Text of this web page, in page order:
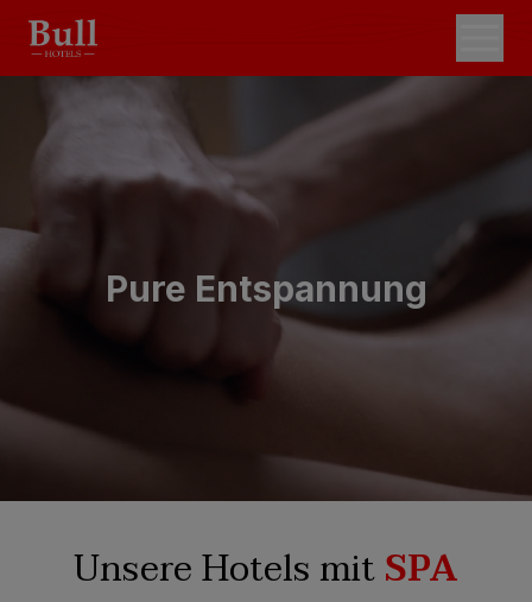
Pure Entspannung
Unsere Hotels mitSPA